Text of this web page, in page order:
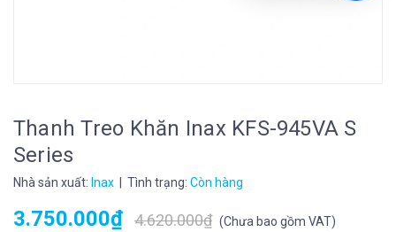
Thanh Treo Khăn Inax KFS-945VA S
Series
Nhà sản xuất: Inax | Tình trạng: Còn hàng
3.750.000₫ 4.620.000₫ (Chưa bao gồm VAT)